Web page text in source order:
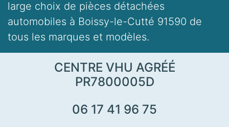
large choix de pièces détachées
automobiles à Boissy-le-Cutté 91590 de
tous les marques et modèles.
CENTRE VHU AGRÉÉ
PR7800005D
06 17 41 96 75